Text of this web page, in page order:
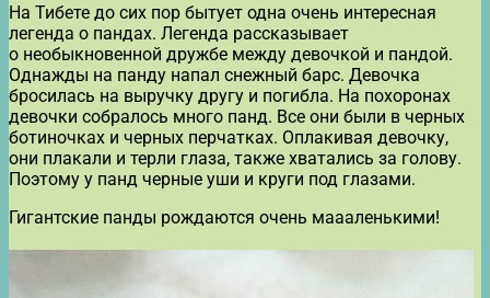
На Тибете до сих пор бытует одна очень интересная
легенда о пандах. Легенда рассказывает
о необыкновенной дружбе между девочкой и пандой.
Однажды на панду напал снежный барс. Девочка
бросилась на выручку другу и погибла. На похоронах
девочки собралось много панд. Все они были в черных
ботиночках и черных перчатках. Оплакивая девочку,
они плакали и терли глаза, также хватались за голову.
Поэтому у панд черные уши и круги под глазами.
Гигантские панды рождаются очень маааленькими!